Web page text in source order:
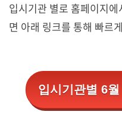
입시기관 별로 홈페이지
면 아래 링크를 통해 빠르
입시기관별 6